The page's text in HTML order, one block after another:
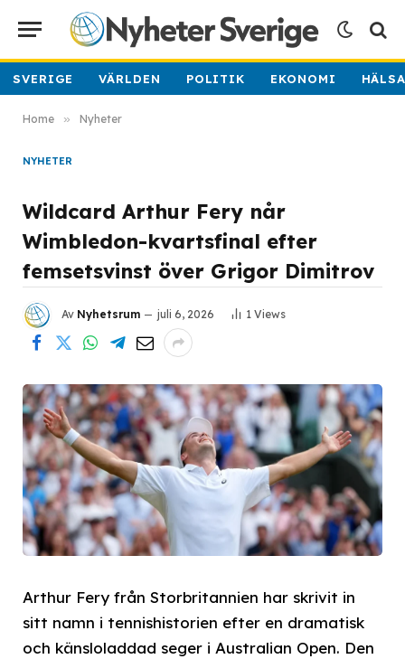
SVERIGE VÄRLDEN POLITIK EKONOMI
Home » Nyheter
NYHETER
Wildcard Arthur Fery når
Wimbledon-kvartsfinal efter
femsetsvinst över Grigor Dimitrov
Av Nyhetsrum juli 6, 2026 1 Views
Arthur Fery från Storbritannien har skrivit in
sitt namn i tennishistorien efter en dramatisk
och känsloladdad seger i Australian Open. Den